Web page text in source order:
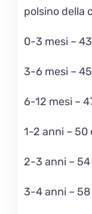
polsino della
0-3 mesi –
3-6 mesi –
6-12 mesi –
1-2 anni – 50
2-3 anni –
3-4 anni – 58